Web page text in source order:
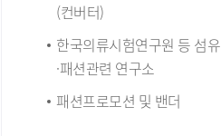
(컨버터)
한국의류시험연구원 등 섬유
·패션관련 연구소
패션프로모션 및 밴더